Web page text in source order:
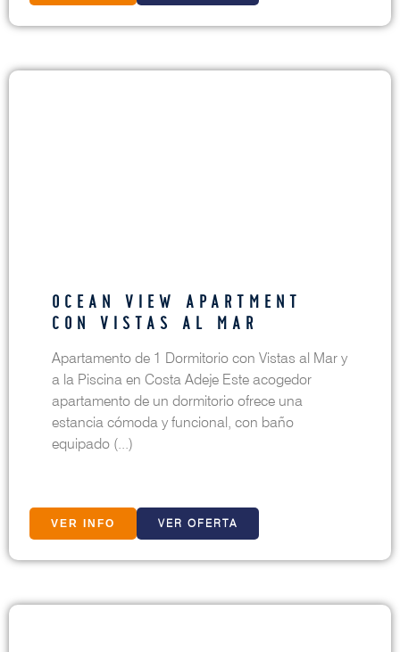
OCEAN VIEW APARTMENT
CON VISTAS AL MAR
Apartamento de 1 Dormitorio con Vistas al Mar y
a la Piscina en Costa Adeje Este acogedor
apartamento de un dormitorio ofrece una
estancia cómoda y funcional, con baño
equipado (...)
VER INFO VER OFERTA